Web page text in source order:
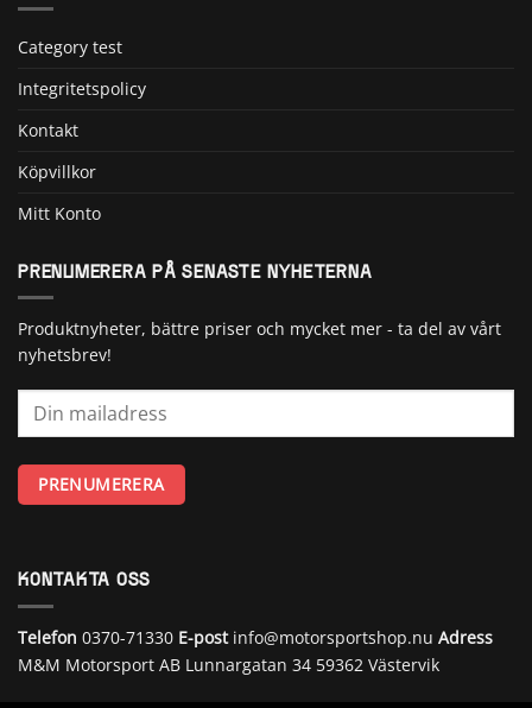
Category test
Integritetspolicy
Kontakt
Köpvillkor
Mitt Konto
PRENUMERERA PÅ SENASTE NYHETERNA
Produktnyheter, bättre priser och mycket mer - ta del av vårt
nyhetsbrev!
KONTAKTA OSS
Telefon 0370-71330 E-postinfo@motorsportshop.nu Adress
M&M Motorsport AB Lunnargatan 34 59362 Västervik